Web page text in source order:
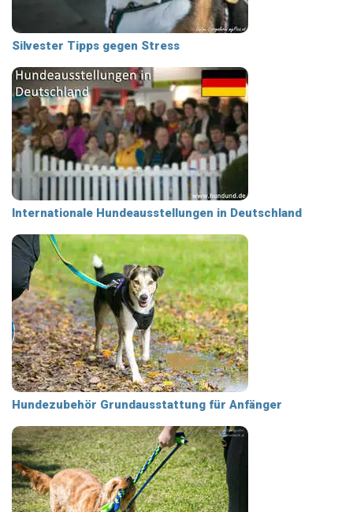
Silvester Tipps gegen Stress
Internationale Hundeausstellungen in Deutschland
Hundezubehör Grundausstattung für Anfänger